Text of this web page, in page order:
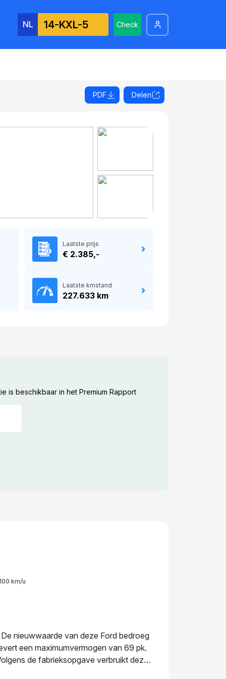
NL Check
PDF Delen
Laatste prijs
€ 2.385,-
Laatste kmstand
227.633 km
is beschikbaar in het Premium Rapport
km/u
De nieuwwaarde van deze Ford bedroeg
een maximumvermogen van 69 pk.
de fabrieksopgave verbruikt deze
tenaamstelling van deze auto